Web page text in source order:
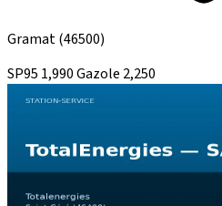
Gramat(46500)
SP95 1,990Gazole 2,250